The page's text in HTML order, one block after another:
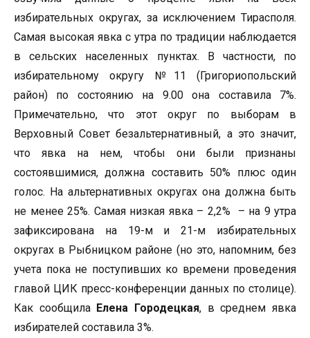
избирательных округах, за исключением Тирасполя.
Самая высокая явка с утра по традиции наблюдается
в сельских населенных пунктах. В частности, по
избирательному округу №11 (Григориопольский
район) по состоянию на 9.00 она составила 7%.
Примечательно, что этот округ по выборам в
Верховный Совет безальтернативный, а это значит,
что явка на нем, чтобы они были признаны
состоявшимися, должна составить 50% плюс один
голос. На альтернативных округах она должна быть
не менее 25%. Самая низкая явка – 2,2% – на 9 утра
зафиксирована на 19-м и 21-м избирательных
округах в Рыбницком районе (но это, напомним, без
учета пока не поступивших ко времени проведения
главой ЦИК пресс-конференции данных по столице).
Как сообщила Елена Городецкая, в среднем явка
избирателей составила 3%.